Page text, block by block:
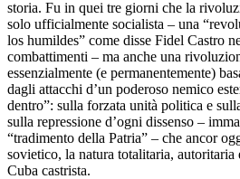
storia. Fu in quei tre giorni che la
solo ufficialmente socialista – una
los humildes” come disse Fidel Castro
combattimenti – ma anche una
essenzialmente (e permanentemente)
dagli attacchi d’un poderoso nemico
dentro”: sulla forzata unità politica e
sulla repressione d’ogni dissenso –
“tradimento della Patria” – che ancor
sovietico, la natura totalitaria, autoritaria
Cuba castrista.